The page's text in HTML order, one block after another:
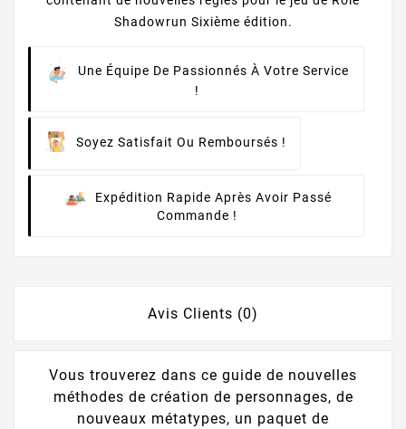
Shadowrun Sixième édition.
Une Équipe De Passionnés À Votre Service
!
Soyez Satisfait Ou Remboursés !
Expédition Rapide Après Avoir Passé
Commande !
Avis Clients (0)
Vous trouverez dans ce guide de nouvelles
méthodes de création de personnages, de
nouveaux métatypes, un paquet de